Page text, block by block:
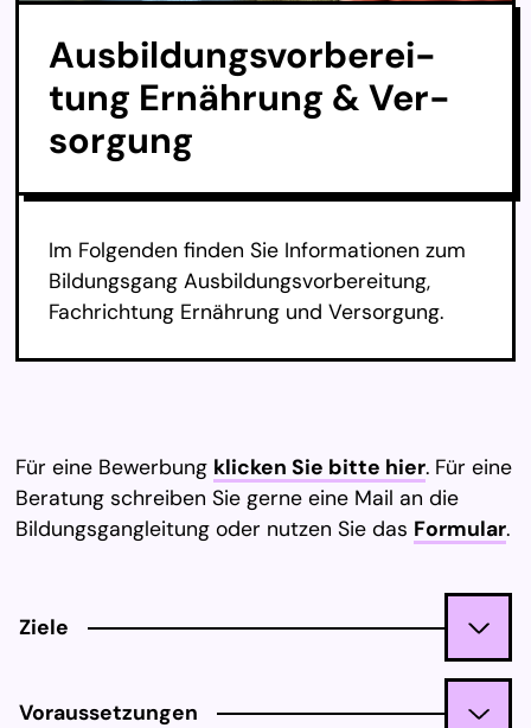
Aus­bil­dungs­vor­be­rei­
tung Er­näh­rung & Ver­
sor­gung
Im Folgenden finden Sie Informationen zum
Bildungsgang Ausbildungsvorbereitung,
Fachrichtung Ernährung und Versorgung.
Für eine Bewerbung klicken Sie bitte hier. Für eine
Beratung schreiben Sie gerne eine Mail an die
Bildungsgangleitung oder nutzen Sie das Formular.
Ziele
Voraussetzungen